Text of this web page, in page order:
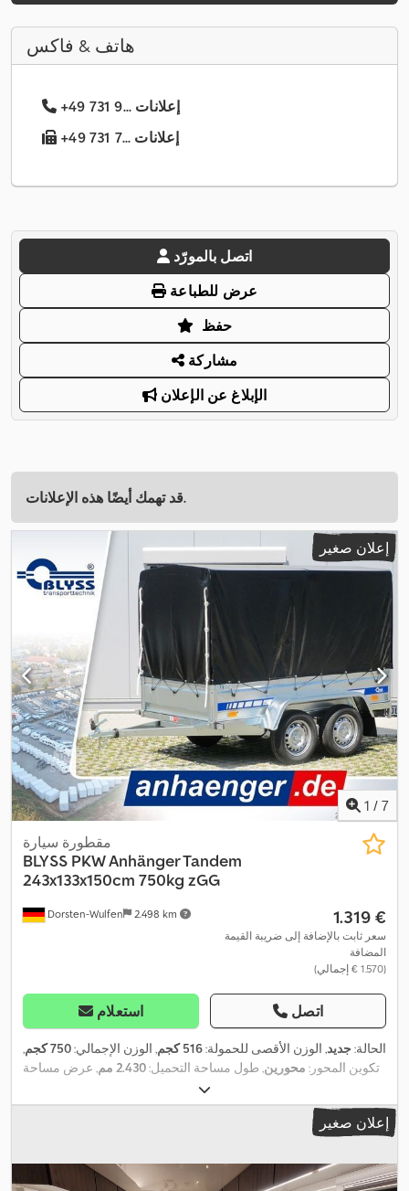
هاتف & فاكس
+49 731 9... إعلانات
+49 731 7... إعلانات
اتصل بالمورّد
عرض للطباعة
حفظ
مشاركة
الإبلاغ عن الإعلان
قد تهمك أيضًا هذه الإعلانات.
إعلان صغير
1 / 7
Dorsten-Wulfen 2.498 km
مقطورة سيارة
BLYSS PKW Anhänger Tandem
243x133x150cm 750kg zGG
‏1.319 €
سعر ثابت بالإضافة إلى ضريبة القيمة
المضافة
(‏1.570 € إجمالي)
استعلام اتصل
الحالة:جديد, الوزن الأقصى للحمولة:516 كجم , الوزن الإجمالي:750 كجم
,
تكوين المحور: محورين , طول مساحة التحميل:2.430 مم
, عرض مساحة
إعلان صغير